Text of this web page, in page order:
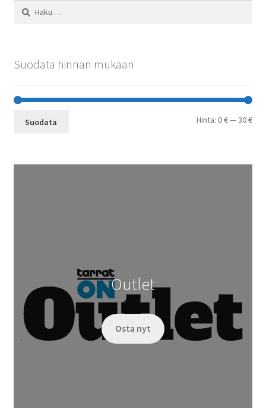
Haku:
Suodata hinnan mukaan
Suodata Hinta:0 €—30 €
Outlet
Osta nyt